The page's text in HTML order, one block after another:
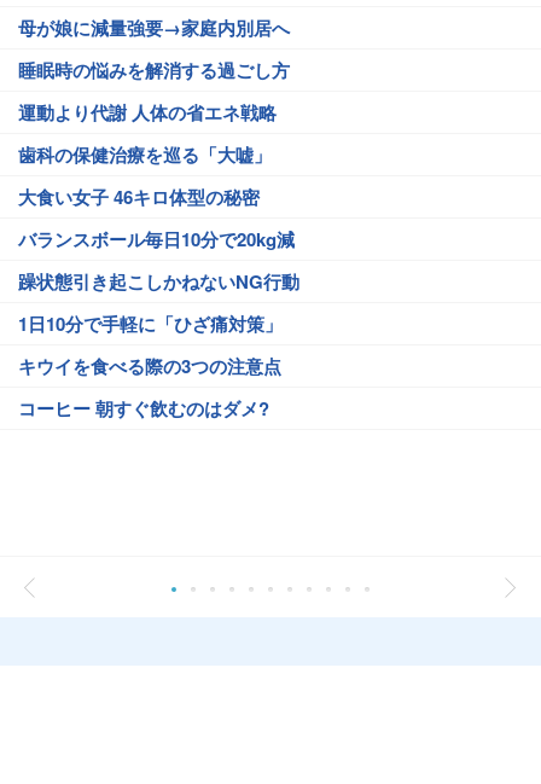
母が娘に減量強要→家庭内別居へ
睡眠時の悩みを解消する過ごし方
運動より代謝 人体の省エネ戦略
歯科の保健治療を巡る「大嘘」
大食い女子 46キロ体型の秘密
バランスボール毎日10分で20kg減
躁状態引き起こしかねないNG行動
1日10分で手軽に「ひざ痛対策」
キウイを食べる際の3つの注意点
コーヒー 朝すぐ飲むのはダメ?